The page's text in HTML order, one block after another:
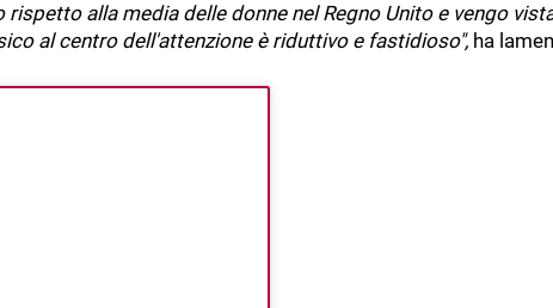
rispetto alla media delle donne nel Regno Unito e vengo
al centro dell'attenzione è riduttivo e fastidioso", ha